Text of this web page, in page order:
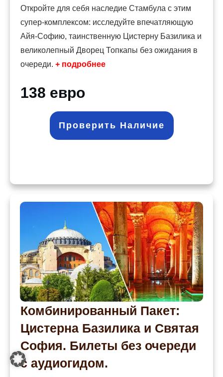
Откройте для себя наследие Стамбула с этим
супер-комплексом: исследуйте впечатляющую
Айя-Софию, таинственную Цистерну Базилика и
великолепный Дворец Топкапы без ожидания в
очереди. + подробнее
138 евро
Проверить Наличие
Комбинированный Пакет:
Цистерна Базилика и Святая
София. Билеты без очереди
с аудиогидом.